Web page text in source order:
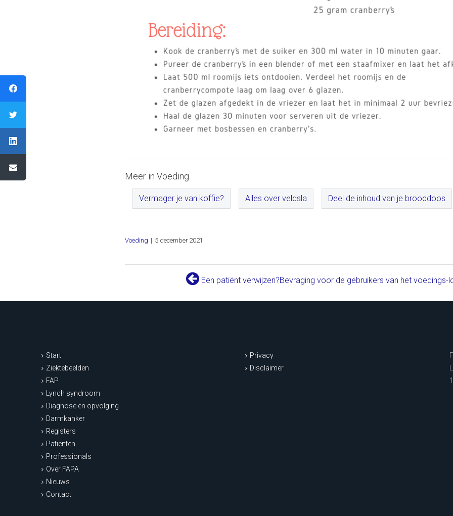
Meer in Voeding
Vermager je van koffie? Alles over veldsla Deel de inhoud van je brooddoos
Voeding | 5 december 2021
Een patiënt verwijzen?Bevraging voor de gebruikers van het
Start
Ziektebeelden
FAP
Lynch syndroom
Diagnose en opvolging
Darmkanker
Registers
Patiënten
Professionals
Over FAPA
Nieuws
Contact
Privacy
Disclaimer